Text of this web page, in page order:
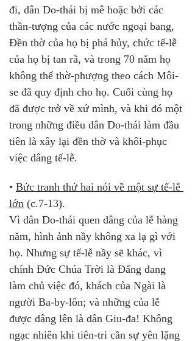
đi, dân Do-thái bị mê hoặc bởi các
thần-tượng của các nước ngoại bang,
Đền thờ của họ bị phá hủy, chức tế-lễ
của họ bị tan rã, và trong 70 năm họ
không thể thờ-phượng theo cách Môi-
se đã quy định cho họ. Cuối cùng họ
đã được trở về xứ mình, và khi đó một
trong những điều dân Do-thái làm đầu
tiên là xây lại đền thờ và khôi-phục
việc dâng tế-lễ.
• Bức tranh thứ hai nói về một sự tế-lễ
lớn (c.7-13).
Vì dân Do-thái quen dâng của lễ hàng
năm, hình ảnh nầy không xa lạ gì với
họ. Nhưng sự tế-lễ nầy sẽ khác, vì
chính Đức Chúa Trời là Đấng đang
làm chủ việc đó, khách của Ngài là
người Ba-by-lôn; và những của lễ
được dâng lên là dân Giu-đa! Không
ngạc nhiên khi tiên-tri cần sự yên lặng